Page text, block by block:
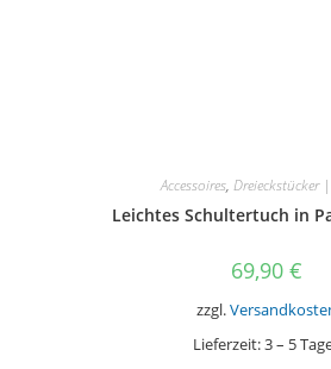
Accessoires, Dreieckstücker
Leichtes Schultertuch in
69,90 €
zzgl.
Lieferzeit:3 – 5